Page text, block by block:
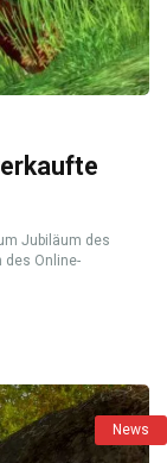
Jubiläum des
des Online-
News